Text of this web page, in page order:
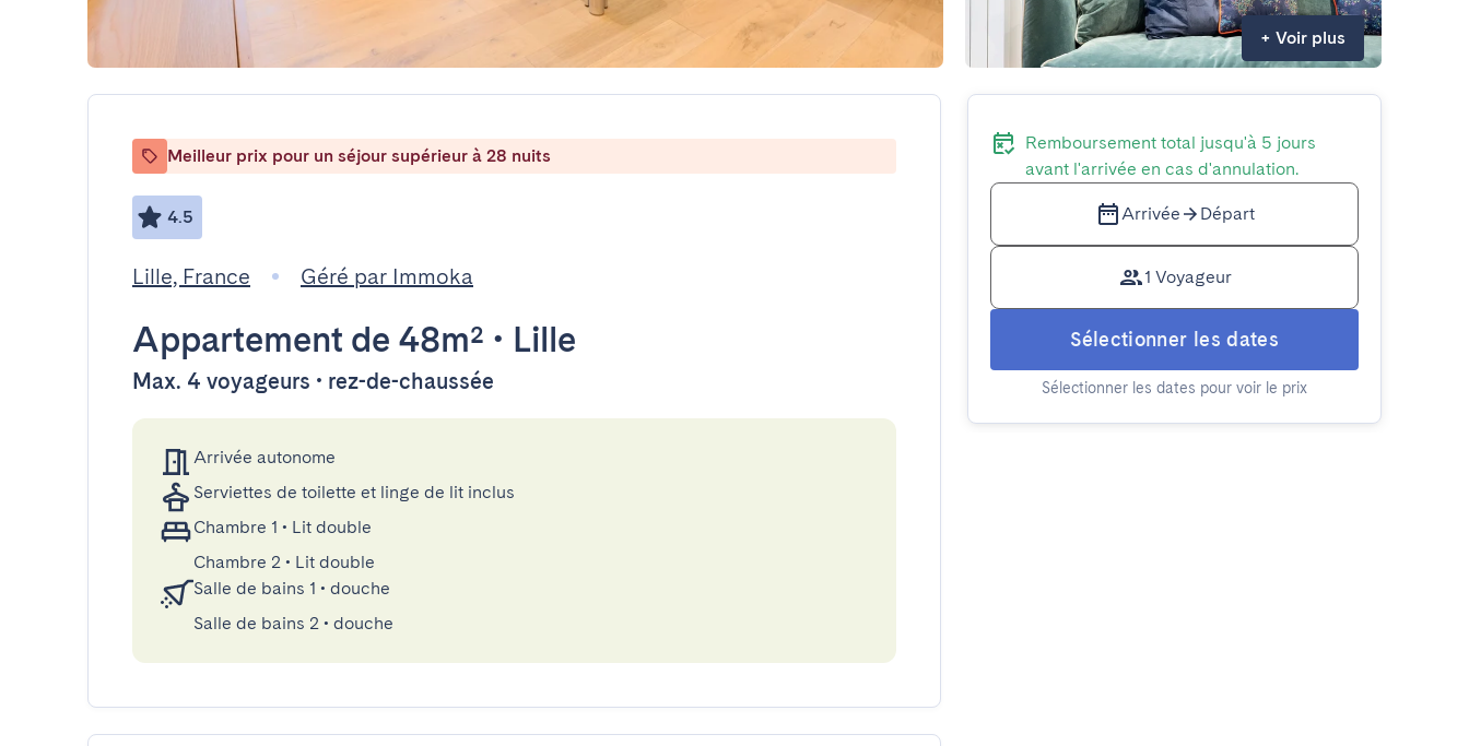
+ Voir plus
Meilleur prix pour un séjour supérieur à 28 nuits
4.5
Lille, France Géré par Immoka
Appartement de 48m² • Lille
Max. 4 voyageurs • rez-de-chaussée
Arrivée autonome
Serviettes de toilette et linge de lit inclus
Chambre 1 • Lit double
Chambre 2 • Lit double
Salle de bains 1 • douche
Salle de bains 2 • douche
Remboursement total jusqu'à 5 jours
avant l'arrivée en cas d'annulation.
Arrivée Départ
1 Voyageur
Sélectionner les dates
Sélectionner les dates pour voir le prix